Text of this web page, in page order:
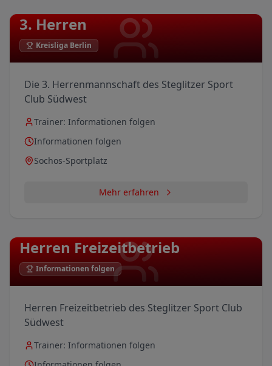
3. Herren
Kreisliga Berlin
Die 3. Herrenmannschaft des Steglitzer Sport
Club Südwest
Trainer: Informationen folgen
Informationen folgen
Sochos-Sportplatz
Mehr erfahren
Herren Freizeitbetrieb
Informationen folgen
Herren Freizeitbetrieb des Steglitzer Sport Club
Südwest
Trainer: Informationen folgen